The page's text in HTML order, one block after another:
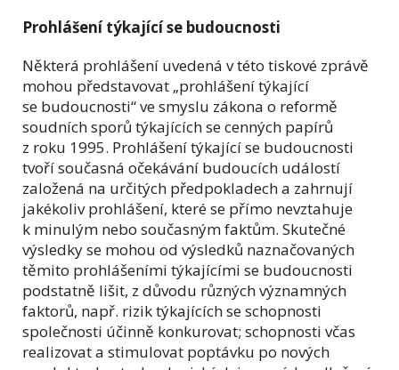
Prohlášení týkající se budoucnosti
Některá prohlášení uvedená v této tiskové zprávě
mohou představovat „prohlášení týkající
se budoucnosti“ ve smyslu zákona o reformě
soudních sporů týkajících se cenných papírů
z roku 1995. Prohlášení týkající se budoucnosti
tvoří současná očekávání budoucích událostí
založená na určitých předpokladech a zahrnují
jakékoliv prohlášení, které se přímo nevztahuje
k minulým nebo současným faktům. Skutečné
výsledky se mohou od výsledků naznačovaných
těmito prohlášeními týkajícími se budoucnosti
podstatně lišit, z důvodu různých významných
faktorů, např. rizik týkajících se schopnosti
společnosti účinně konkurovat; schopnosti včas
realizovat a stimulovat poptávku po nových